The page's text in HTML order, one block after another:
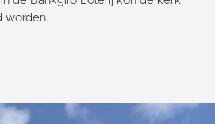
worden.